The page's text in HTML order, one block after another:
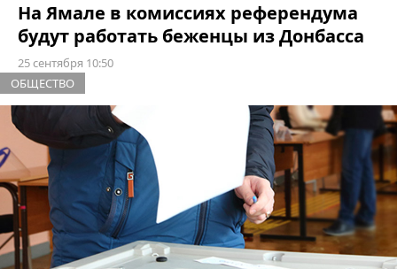
На Ямале в комиссиях референдума
будут работать беженцы из Донбасса
25 сентября 10:50
ОБЩЕСТВО